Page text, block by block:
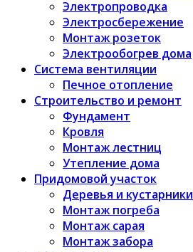
Электропроводка
Электросбережение
Монтаж розеток
Электрообогрев дома
Система вентиляции
Печное отопление
Строительство и ремонт
Фундамент
Кровля
Монтаж лестниц
Утепление дома
Придомовой участок
Деревья и кустарники
Монтаж погреба
Монтаж сарая
Монтаж забора